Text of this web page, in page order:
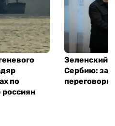
по
россиян
Зеленский
Сербию:
переговоры